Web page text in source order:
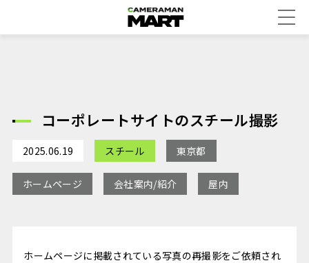
コーポレートサイトのスチール撮影
2025.06.19 スチール 東京都
ホームページ 会社案内/紹介 屋内
ホームページに掲載されている写真の再撮影をご依頼され